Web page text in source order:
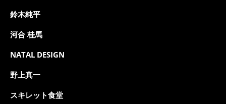
鈴木純平
河合 桂馬
NATAL DESIGN
野上真一
スキレット食堂